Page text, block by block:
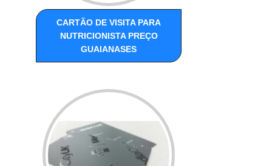
CARTÃO DE VISITA PARA
NUTRICIONISTA PREÇO
GUAIANASES